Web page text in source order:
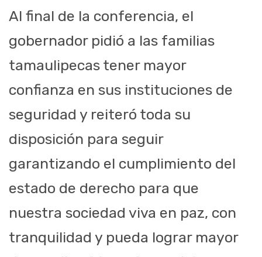
Al final de la conferencia, el
gobernador pidió a las familias
tamaulipecas tener mayor
confianza en sus instituciones de
seguridad y reiteró toda su
disposición para seguir
garantizando el cumplimiento del
estado de derecho para que
nuestra sociedad viva en paz, con
tranquilidad y pueda lograr mayor